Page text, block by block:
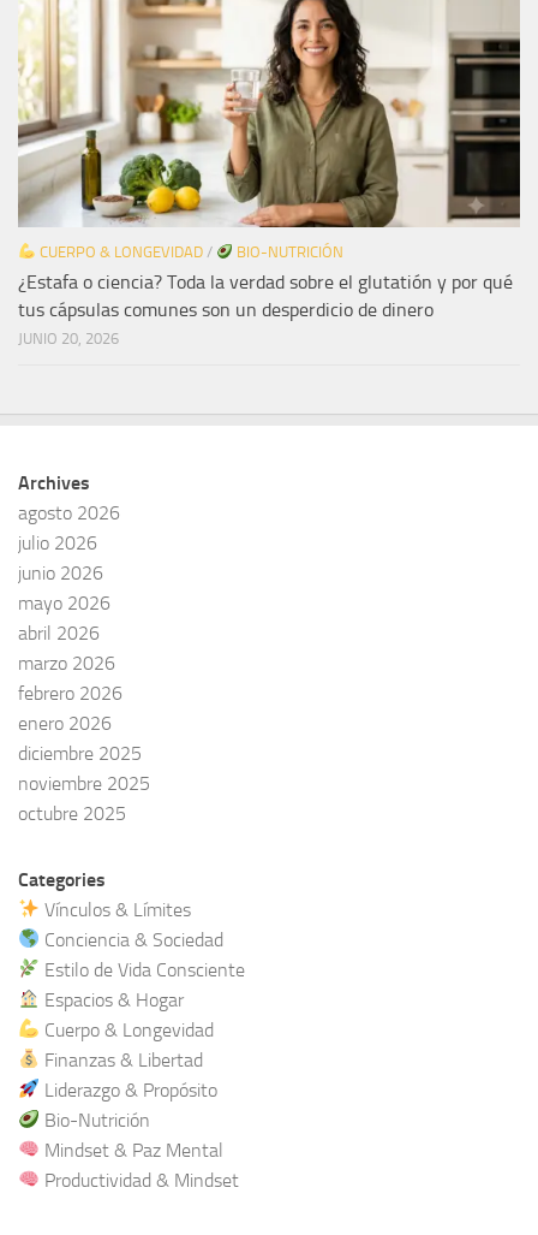
CUERPO & LONGEVIDAD/ BIO-NUTRICIÓN
¿Estafa o ciencia? Toda la verdad sobre el glutatión y por qué
tus cápsulas comunes son un desperdicio de dinero
JUNIO 20, 2026
Archives
agosto 2026
julio 2026
junio 2026
mayo 2026
abril 2026
marzo 2026
febrero 2026
enero 2026
diciembre 2025
noviembre 2025
octubre 2025
Categories
Vínculos & Límites
Conciencia & Sociedad
Estilo de Vida Consciente
Espacios & Hogar
Cuerpo & Longevidad
Finanzas & Libertad
Liderazgo & Propósito
Bio-Nutrición
Mindset & Paz Mental
Productividad & Mindset